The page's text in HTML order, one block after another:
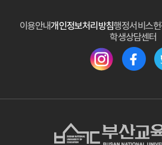
이용안내개인정보처리방침행정서비스
학생상담센터
(새 창 열림)(새 창